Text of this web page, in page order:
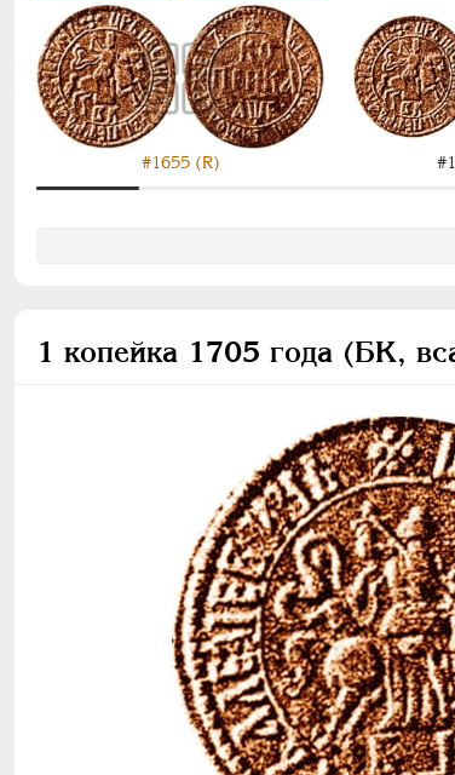
#1655 (R)
1 копейка 1705 года (БК,